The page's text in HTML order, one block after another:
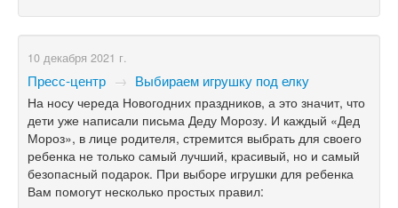
10 декабря 2021 г.
Пресс-центр → Выбираем игрушку под елку
На носу череда Новогодних праздников, а это значит, что
дети уже написали письма Деду Морозу. И каждый «Дед
Мороз», в лице родителя, стремится выбрать для своего
ребенка не только самый лучший, красивый, но и самый
безопасный подарок. При выборе игрушки для ребенка
Вам помогут несколько простых правил: